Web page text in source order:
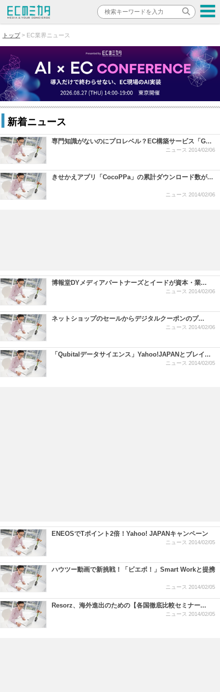
トップ EC業界ニュース
新着ニュース
専門知識がないのにプロレベル？EC構築サービス「G...
ニュース 2014/02/06
きせかえアプリ「CocoPPa」の累計ダウンロード数が...
ニュース 2014/02/06
博報堂DYメディアパートナーズとイードが資本・業...
ニュース 2014/02/06
ネットショップのセールからデジタルクーポンのプ...
ニュース 2014/02/06
「Qubitalデータサイエンス」Yahoo!JAPANとブレイ...
ニュース 2014/02/05
ENEOSでTポイント2倍！Yahoo! JAPANキャンペーン
ニュース 2014/02/05
ハウツー動画で新挑戦！「ビエボ！」Smart Workと提携
ニュース 2014/02/05
Resorz、海外進出のための【各国徹底比較セミナー...
ニュース 2014/02/05